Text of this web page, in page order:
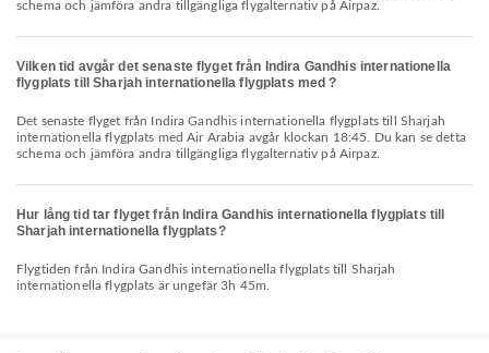
schema och jämföra andra tillgängliga flygalternativ på Airpaz.
Vilken tid avgår det senaste flyget från Indira Gandhis internationella
flygplats till Sharjah internationella flygplats med ?
Det senaste flyget från Indira Gandhis internationella flygplats till Sharjah
internationella flygplats med Air Arabia avgår klockan 18:45. Du kan se detta
schema och jämföra andra tillgängliga flygalternativ på Airpaz.
Hur lång tid tar flyget från Indira Gandhis internationella flygplats till
Sharjah internationella flygplats?
Flygtiden från Indira Gandhis internationella flygplats till Sharjah
internationella flygplats är ungefär 3h 45m.